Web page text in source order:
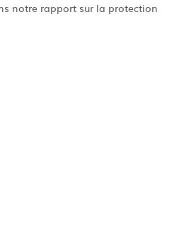
notre rapport sur la protection